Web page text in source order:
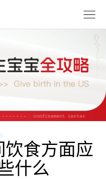
饮食方面应
什么